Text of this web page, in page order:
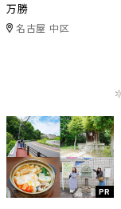
万勝
名古屋 中区
PR